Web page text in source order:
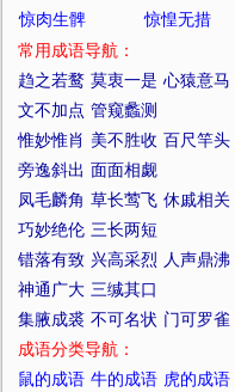
惊肉生髀 惊惶无措
常用成语导航：
趋之若鹜 莫衷一是 心猿意马
文不加点 管窥蠡测
惟妙惟肖 美不胜收 百尺竿头
旁逸斜出 面面相觑
凤毛麟角 草长莺飞 休戚相关
巧妙绝伦 三长两短
错落有致 兴高采烈 人声鼎沸
神通广大 三缄其口
集腋成裘 不可名状 门可罗雀
成语分类导航：
鼠的成语 牛的成语 虎的成语